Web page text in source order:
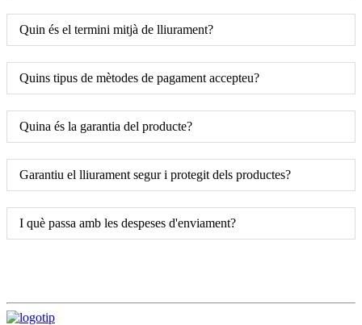
Quin és el termini mitjà de lliurament?
Quins tipus de mètodes de pagament accepteu?
Quina és la garantia del producte?
Garantiu el lliurament segur i protegit dels productes?
I què passa amb les despeses d'enviament?